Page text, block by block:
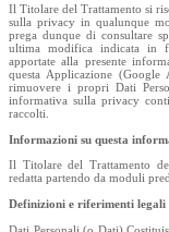
Il Titolare del Trattamento si
sulla privacy in qualunque
prega dunque di consultare
ultima modifica indicata in
apportate alla presente
questa Applicazione
rimuovere i propri Dati
informativa sulla privacy
raccolti.
Informazioni su questa
Il Titolare del Trattamento
redatta partendo da moduli
Definizioni e riferimenti legali